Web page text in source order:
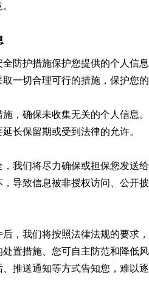
防护措施保护您提供的个人信
一切合理可行的措施，保护您
，确保未收集无关的个人信息
长保留期或受到法律的允许。
我们将尽力确保或担保您发送
导致信息被非授权访问、公开
，我们将按照法律法规的要求
置措施、您可自主防范和降低
推送通知等方式告知您，难以